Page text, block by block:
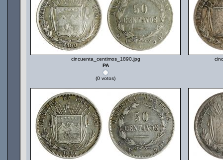
cincuenta_centimos_1890.jpg
PA
(0 votos)